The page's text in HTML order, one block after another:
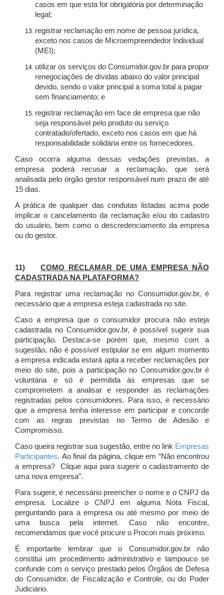
casos em que esta for obrigatória por determinação
legal;
registrar reclamação em nome de pessoa jurídica,
exceto nos casos de Microempreendedor Individual
(MEI);
utilizar os serviços do Consumidor.gov.br para propor
renegociações de dívidas abaixo do valor principal
devido, sendo o valor principal a soma total a pagar
sem financiamento; e
registrar reclamação em face de empresa que não
seja responsável pelo produto ou serviço
contratado/ofertado, exceto nos casos em que há
responsabilidade solidária entre os fornecedores.
Caso ocorra alguma dessas vedações previstas, a
empresa poderá recusar a reclamação, que será
analisada pelo órgão gestor responsável num prazo de até
15 dias.
A prática de qualquer das condutas listadas acima pode
implicar o cancelamento da reclamação e/ou do cadastro
do usuário, bem como o descredenciamento da empresa
ou do gestor.
11)COMO RECLAMAR DE UMA EMPRESA NÃO
CADASTRADA NA PLATAFORMA?
Para registrar uma reclamação no Consumidor.gov.br, é
necessário que a empresa esteja cadastrada no site.
Caso a empresa que o consumidor procura não esteja
cadastrada no Consumidor.gov.br, é possível sugerir sua
participação. Destaca-se porém que, mesmo com a
sugestão, não é possível estipular se em algum momento
a empresa indicada estará apta a receber reclamações por
meio do site, pois a participação no Consumidor.gov.br é
voluntária e só é permitida às empresas que se
comprometem a analisar e responder as reclamações
registradas pelos consumidores. Para isso, é necessário
que a empresa tenha interesse em participar e concorde
com as regras previstas no Termo de Adesão e
Compromisso.
Caso queira registrar sua sugestão, entre no link Empresas
Participantes. Ao final da página, clique em “Não encontrou
a empresa? Clique aqui para sugerir o cadastramento de
uma nova empresa”.
Para sugerir, é necessário preencher o nome e o CNPJ da
empresa. Localize o CNPJ em alguma Nota Fiscal,
perguntando para a empresa ou até mesmo por meio de
uma busca pela internet. Caso não encontre,
recomendamos que você procure o Procon mais próximo.
É importante lembrar que o Consumidor.gov.br não
constitui um procedimento administrativo e tampouco se
confunde com o serviço prestado pelos Órgãos de Defesa
do Consumidor, de Fiscalização e Controle, ou do Poder
Judiciário.